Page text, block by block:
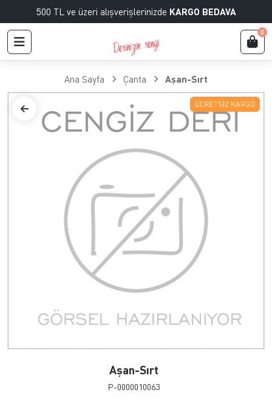
500 TL ve üzeri alışverişlerinizde KARGO BEDAVA
0
Ana Sayfa Çanta Aşan-Sırt
ÜCRETSIZ KARGO
Aşan-Sırt
P-0000010063